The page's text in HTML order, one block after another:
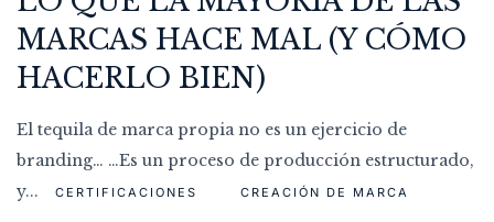
MARCAS HACE MAL (Y CÓMO
HACERLO BIEN)
El tequila de marca propia no es un ejercicio de
branding… …Es un proceso de producción estructurado,
y...
CERTIFICACIONES CREACIÓN DE MARCA